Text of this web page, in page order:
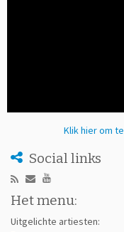
Klik hier om
Social links
Het menu:
Uitgelichte artiesten: